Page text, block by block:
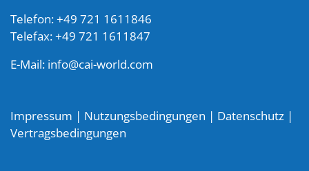
Telefon: +49 721 1611846
Telefax: +49 721 1611847
E-Mail: info@cai-world.com
Impressum | Nutzungsbedingungen | Datenschutz |
Vertragsbedingungen